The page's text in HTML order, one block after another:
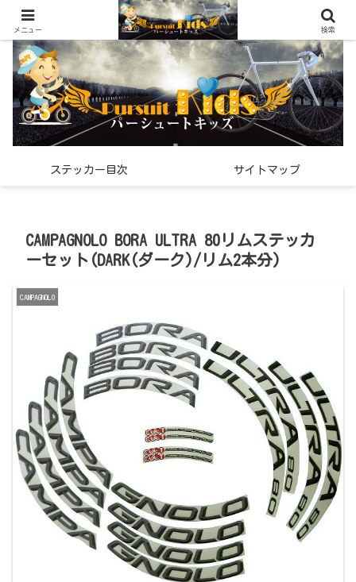
世界中で見つけた「希少なスポーツ雑貨」の紹介メディア
ステッカー目次 サイトマップ
CAMPAGNOLO BORA ULTRA 80リムステッカ
ーセット(DARK(ダーク)/リム2本分)
CAMPAGNOLO
メニュー 検索